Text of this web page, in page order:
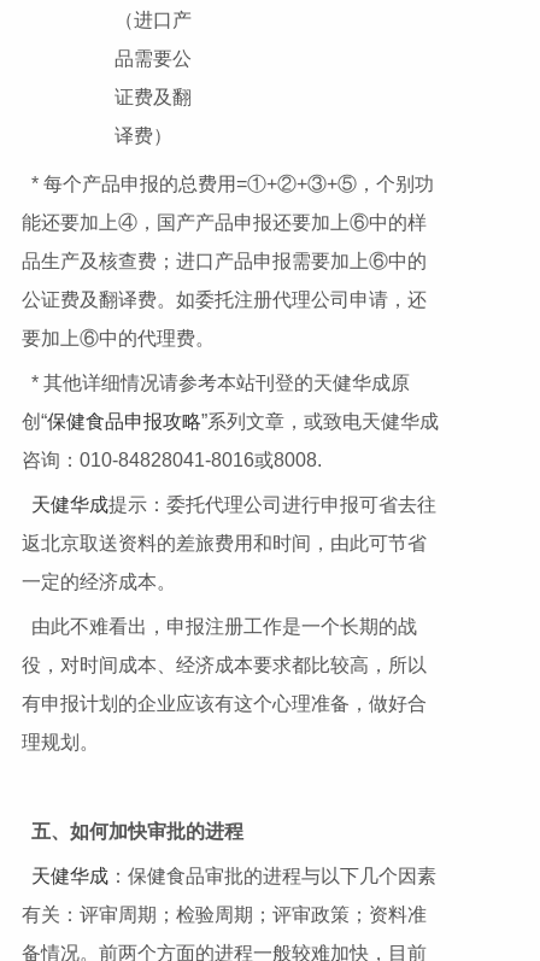
（进口产
品需要公
证费及翻
译费）
* 每个产品申报的总费用=①+②+③+⑤，个别功
能还要加上④，国产产品申报还要加上⑥中的样
品生产及核查费；进口产品申报需要加上⑥中的
公证费及翻译费。如委托注册代理公司申请，还
要加上⑥中的代理费。
* 其他详细情况请参考本站刊登的天健华成原
创“保健食品申报攻略”系列文章，或致电天健华成
咨询：010-84828041-8016或8008.
天健华成提示：委托代理公司进行申报可省去往
返北京取送资料的差旅费用和时间，由此可节省
一定的经济成本。
由此不难看出，申报注册工作是一个长期的战
役，对时间成本、经济成本要求都比较高，所以
有申报计划的企业应该有这个心理准备，做好合
理规划。
五、如何加快审批的进程
天健华成：保健食品审批的进程与以下几个因素
有关：评审周期；检验周期；评审政策；资料准
备情况。前两个方面的进程一般较难加快，目前